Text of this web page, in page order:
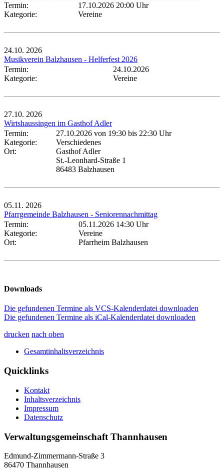
Termin:
17.10.2026 20:00 Uhr
Kategorie:
Vereine
24.10. 2026
Musikverein Balzhausen - Helferfest 2026
Termin:
24.10.2026
Kategorie:
Vereine
27.10. 2026
Wirtshaussingen im Gasthof Adler
Termin:
27.10.2026 von 19:30 bis 22:30 Uhr
Kategorie:
Verschiedenes
Ort:
Gasthof Adler
St.-Leonhard-Straße 1
86483 Balzhausen
05.11. 2026
Pfarrgemeinde Balzhausen - Seniorennachmittag
Termin:
05.11.2026 14:30 Uhr
Kategorie:
Vereine
Ort:
Pfarrheim Balzhausen
Downloads
Die gefundenen Termine als VCS-Kalenderdatei downloaden
Die gefundenen Termine als iCal-Kalenderdatei downloaden
drucken nach oben
Gesamtinhaltsverzeichnis
Quicklinks
Kontakt
Inhaltsverzeichnis
Impressum
Datenschutz
Verwaltungsgemeinschaft Thannhausen
Edmund-Zimmermann-Straße 3
86470 Thannhausen